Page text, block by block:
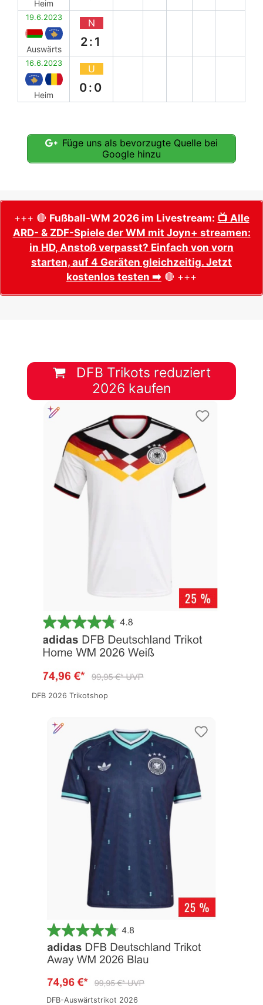
Heim
19.6.2023
Auswärts
N
2:1
16.6.2023
Heim
U
0:0
Füge uns als bevorzugte Quelle bei
Google hinzu
+++ 🔴 Fußball-WM 2026 im Livestream: 📺 Alle
ARD- & ZDF-Spiele der WM mit Joyn+ streamen:
in HD, Anstoß verpasst? Einfach von vorn
starten, auf 4 Geräten gleichzeitig. Jetzt
kostenlos testen ➡️ 🔴 +++
DFB Trikots reduziert
2026 kaufen
DFB 2026 Trikotshop
DFB-Auswärtstrikot 2026